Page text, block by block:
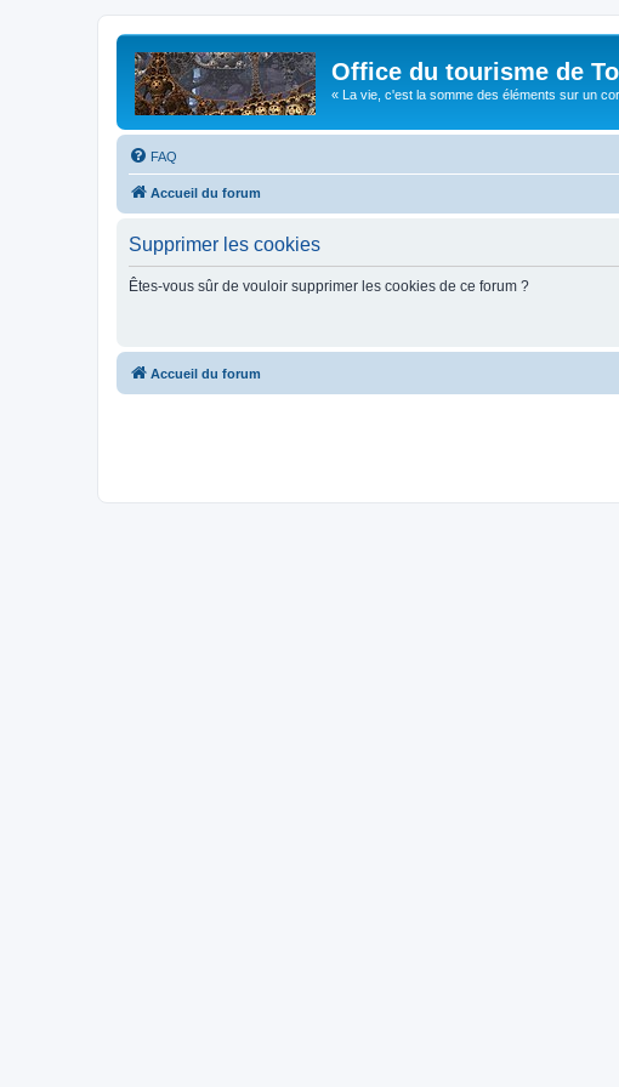
Office du tourisme de
« La vie, c'est la somme des éléments sur un
FAQ
Accueil du forum
Supprimer les cookies
Êtes-vous sûr de vouloir supprimer les cookies de ce forum ?
Accueil du forum